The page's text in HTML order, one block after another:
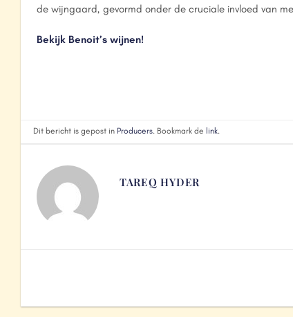
de wijngaard, gevormd onder de cruciale invloed van
Bekijk Benoit’s wijnen!
Dit bericht is gepost in Producers. Bookmark de link.
TAREQ HYDER